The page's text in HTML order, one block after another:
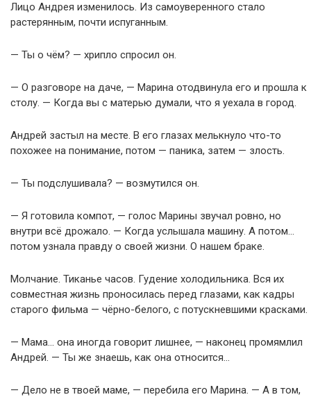
Лицо Андрея изменилось. Из самоуверенного стало
растерянным, почти испуганным.
— Ты о чём? — хрипло спросил он.
— О разговоре на даче, — Марина отодвинула его и прошла к
столу. — Когда вы с матерью думали, что я уехала в город.
Андрей застыл на месте. В его глазах мелькнуло что-то
похожее на понимание, потом — паника, затем — злость.
— Ты подслушивала? — возмутился он.
— Я готовила компот, — голос Марины звучал ровно, но
внутри всё дрожало. — Когда услышала машину. А потом…
потом узнала правду о своей жизни. О нашем браке.
Молчание. Тиканье часов. Гудение холодильника. Вся их
совместная жизнь проносилась перед глазами, как кадры
старого фильма — чёрно-белого, с потускневшими красками.
— Мама… она иногда говорит лишнее, — наконец промямлил
Андрей. — Ты же знаешь, как она относится…
— Дело не в твоей маме, — перебила его Марина. — А в том,